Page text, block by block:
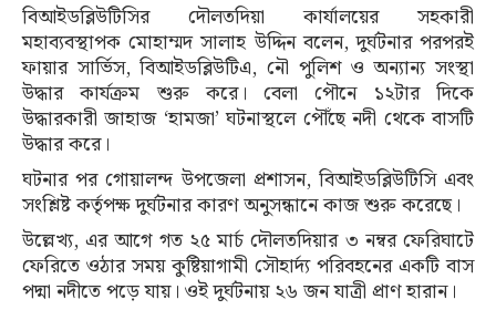
বিআইডব্লিউটিসির দৌলতদিয়া কার্যালয়ের সহকারী
মহাব্যবস্থাপক মোহাম্মদ সালাহ উদ্দিন বলেন, দুর্ঘটনার পরপরই
ফায়ার সার্ভিস, বিআইডব্লিউটিএ, নৌ পুলিশ ও অন্যান্য সংস্থা
উদ্ধার কার্যক্রম শুরু করে। বেলা পৌনে ১২টার দিকে
উদ্ধারকারী জাহাজ ‘হামজা’ ঘটনাস্থলে পৌঁছে নদী থেকে বাসটি
উদ্ধার করে।
ঘটনার পর গোয়ালন্দ উপজেলা প্রশাসন, বিআইডব্লিউটিসি এবং
সংশ্লিষ্ট কর্তৃপক্ষ দুর্ঘটনার কারণ অনুসন্ধানে কাজ শুরু করেছে।
উল্লেখ্য, এর আগে গত ২৫ মার্চ দৌলতদিয়ার ৩ নম্বর ফেরিঘাটে
ফেরিতে ওঠার সময় কুষ্টিয়াগামী সৌহার্দ্য পরিবহনের একটি বাস
পদ্মা নদীতে পড়ে যায়। ওই দুর্ঘটনায় ২৬ জন যাত্রী প্রাণ হারান।